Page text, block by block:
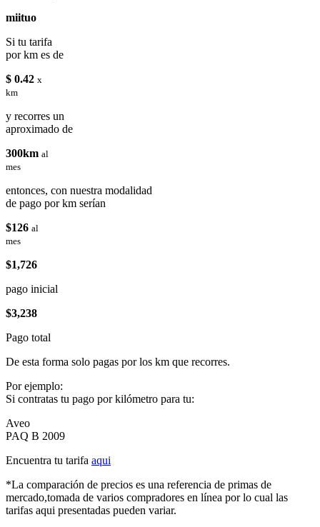
miituo
Si tu tarifa
por km es de
$ 0.42 x
km
y recorres un
aproximado de
300km al
mes
entonces, con nuestra modalidad
de pago por km serían
$126 al
mes
$1,726
pago inicial
$3,238
Pago total
De esta forma solo pagas por los km que recorres.
Por ejemplo:
Si contratas tu pago por kilómetro para tu:
Aveo
PAQ B 2009
Encuentra tu tarifa aqui
*La comparación de precios es una referencia de primas de
mercado,tomada de varios compradores en línea por lo cual las
tarifas aqui presentadas pueden variar.